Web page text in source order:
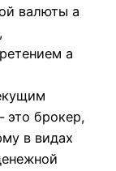
валюты а
а
это брокер,
в видах